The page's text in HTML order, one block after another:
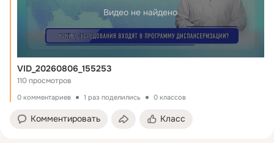
Видео не найдено
VID_20260806_155253
110 просмотров
0 комментариев 1 раз поделились 0 классов
Комментировать Класс